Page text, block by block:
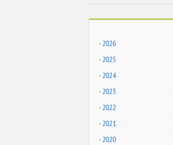
- 2026
- 2025
- 2024
- 2023
- 2022
- 2021
- 2020